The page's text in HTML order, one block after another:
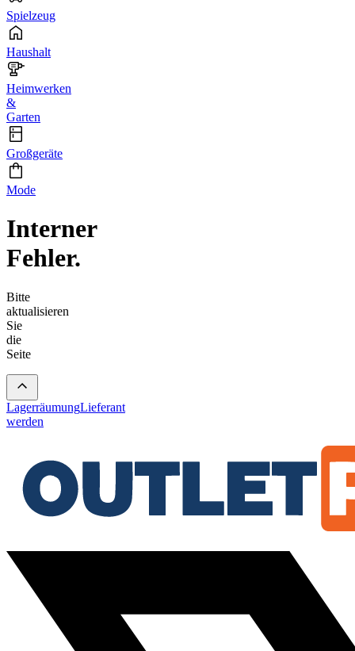
Spielzeug
Haushalt
Heimwerken
&
Garten
Großgeräte
Mode
Interner
Fehler.
Bitte
aktualisieren
Sie
die
Seite
LagerräumungLieferant
werden